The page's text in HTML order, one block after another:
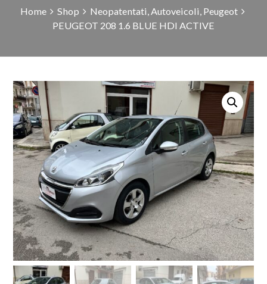
Home Shop Neopatentati,Autoveicoli, Peugeot
PEUGEOT 208 1.6 BLUE HDI ACTIVE